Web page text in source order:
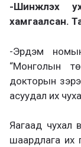
-Шинжлэх
хамгаалсан.
-Эрдэм
“Монголын
докторын
асуудал их
Яагаад чухал
шаардлага их